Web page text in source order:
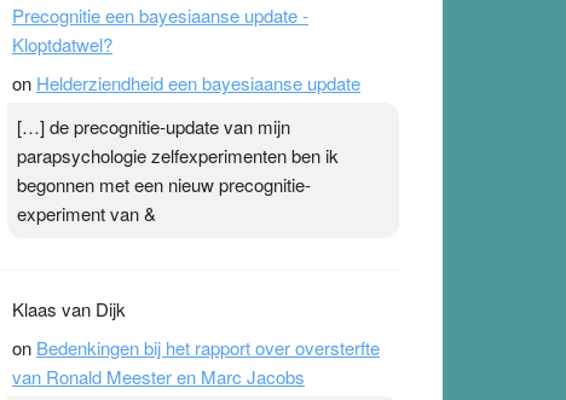
topsporters. Ze hopen ermee hun hartslag te
verlagen terwijl ze meer zuurstof opnemen.
Daarop heeft zo’n pleister geen effect. Maar het
zijn. Door…Lees meer Pleisterplakkers in de
topspsort ›[...]
Precognitie een bayesiaanse update -
Kloptdatwel?
on Helderziendheid een bayesiaanse update
[…] de precognitie-update van mijn
parapsychologie zelfexperimenten ben ik
begonnen met een nieuw precognitie-
experiment van &
Klaas van Dijk
on Bedenkingen bij het rapport over oversterfte
van Ronald Meester en Marc Jacobs